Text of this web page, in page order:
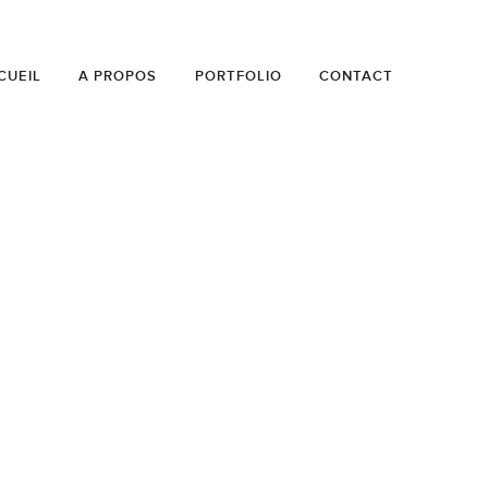
A PROPOS PORTFOLIO CONTACT